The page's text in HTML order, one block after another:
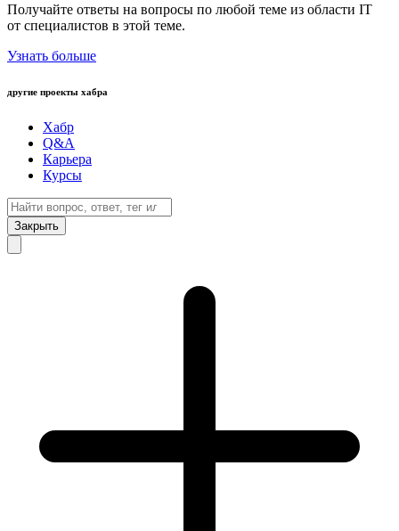
Получайте ответы на вопросы по любой теме из области IT
от специалистов в этой теме.
Узнать больше
другие проекты хабра
Хабр
Q&A
Карьера
Курсы
Закрыть